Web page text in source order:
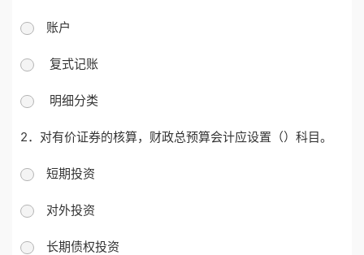
账户
复式记账
明细分类
2．对有价证券的核算，财政总预算会计应设置（）科目。
短期投资
对外投资
长期债权投资